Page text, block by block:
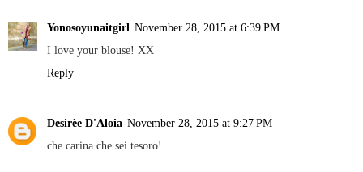
Yonosoyunaitgirl November 28, 2015 at 6:39 PM
I love your blouse! XX
Reply
Desirèe D'Aloia November 28, 2015 at 9:27 PM
che carina che sei tesoro!